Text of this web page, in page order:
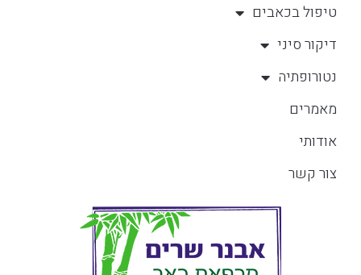
טיפול בכאבים
דיקור סיני
נטורופתיה
מאמרים
אודותי
צור קשר